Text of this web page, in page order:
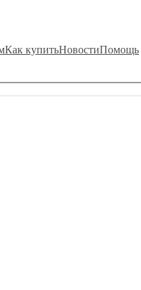
Как купитьНовостиПомощь